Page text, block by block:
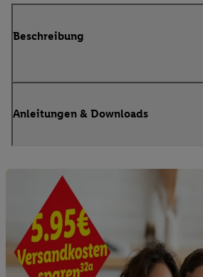
Beschreibung
Anleitungen & Downloads